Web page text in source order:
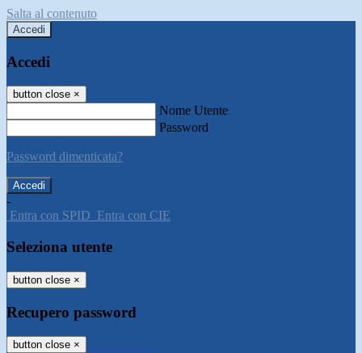
Salta al contenuto
Accedi
Accedi
button close ×
Nome Utente
Password
Password dimenticata?
-
Entra con SPID Entra con CIE
Seleziona utente
button close ×
Recupero password
button close ×